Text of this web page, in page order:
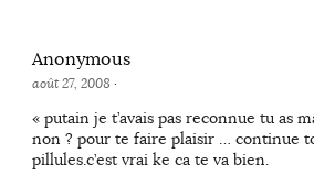
Anonymous
août 27, 2008 ·
« putain je t’avais pas reconnue tu as
non ? pour te faire plaisir … continue
pillules.c’est vrai ke ca te va bien.